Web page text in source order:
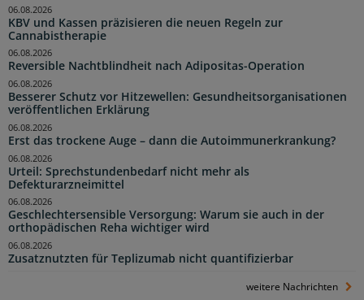
KBV und Kassen präzisieren die neuen Regeln zur
Cannabistherapie
06.08.2026
Reversible Nachtblindheit nach Adipositas-Operation
06.08.2026
Besserer Schutz vor Hitzewellen: Gesundheitsorganisationen
veröffentlichen Erklärung
06.08.2026
Erst das trockene Auge – dann die Autoimmunerkrankung?
06.08.2026
Urteil: Sprechstundenbedarf nicht mehr als
Defekturarzneimittel
06.08.2026
Geschlechtersensible Versorgung: Warum sie auch in der
orthopädischen Reha wichtiger wird
06.08.2026
Zusatznutzten für Teplizumab nicht quantifizierbar
06.08.2026
weitere Nachrichten